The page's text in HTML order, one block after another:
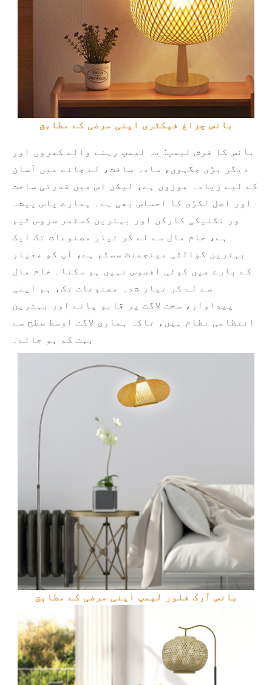
بانس چراغ فیکٹری اپنی مرضی کے مطابق
بانس کا فرش لیمپ: یہ لیمپ رہنے والے کمروں اور
دیگر بڑی جگہوں، سادہ ساخت، لے جانے میں آسان
کے لیے زیادہ موزوں ہے، لیکن اس میں قدرتی ساخت
اور اصل لکڑی کا احساس بھی ہے۔ ہمارے پاس پیشہ
ور تکنیکی کارکن اور بہترین کسٹمر سروس ٹیم
ہے، خام مال سے لے کر تیار مصنوعات تک ایک
بہترین کوالٹی مینجمنٹ سسٹم ہے، آپ کو معیار
کے بارے میں کوئی افسوس نہیں ہو سکتا۔ خام مال
سے لے کر تیار شدہ مصنوعات تک، ہم اپنی
پیداوار، سخت لاگت پر قابو پانے اور بہترین
انتظامی نظام ہیں، تاکہ ہماری لاگت اوسط سطح سے
بہت کم ہو جائے۔
بانس آرک فلور لیمپ اپنی مرضی کے مطابق